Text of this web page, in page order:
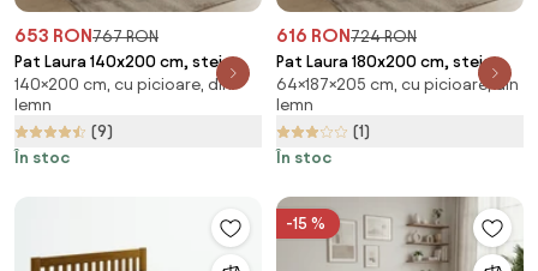
653 RON767 RON
Pat Laura 140x200 cm, stejar
Saltele: Fara saltea, Somiera
pat: Cu lamele curbate
140×200 cm, cu picioare, din
lemn
(9)
În stoc
616 RON724 RON
Pat Laura 180x200 cm, stejar
Saltele: Fara saltea, Somiera
pat: Fara somiera
64×187×205 cm, cu picioare, din
lemn
(1)
În stoc
-15 %